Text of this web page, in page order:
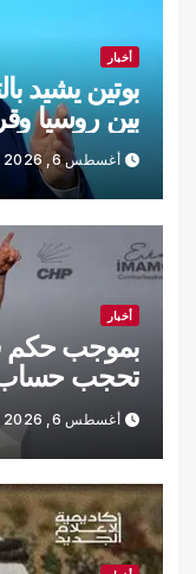
أخبار
بوتين يشيد
بين روسيا
أغسطس 6, 2026
أخبار
بموجب حكم
تحجب حساب
تركياأغسطس 6, 2026